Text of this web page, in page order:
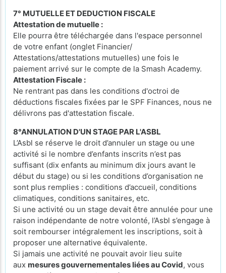
7° MUTUELLE ET DEDUCTION FISCALE
Attestation de mutuelle :
Elle pourra être téléchargée dans l'espace personnel
de votre enfant (onglet Financier/
Attestations/attestations mutuelles) une fois le
paiement arrivé sur le compte de la Smash Academy.
Attestation Fiscale :
Ne rentrant pas dans les conditions d'octroi de
déductions fiscales fixées par le SPF Finances, nous ne
délivrons pas d'attestation fiscale.
8°ANNULATION D'UN STAGE PAR L'ASBL
L’Asbl se réserve le droit d’annuler un stage ou une
activité si le nombre d’enfants inscrits n’est pas
suffisant (dix enfants au minimum dix jours avant le
début du stage) ou si les conditions d’organisation ne
sont plus remplies : conditions d’accueil, conditions
climatiques, conditions sanitaires, etc.
Si une activité ou un stage devait être annulée pour une
raison indépendante de notre volonté, l’Asbl s’engage à
soit rembourser intégralement les inscriptions, soit à
proposer une alternative équivalente.
Si jamais une activité ne pouvait avoir lieu suite
aux mesures gouvernementales liées au Covid, vous